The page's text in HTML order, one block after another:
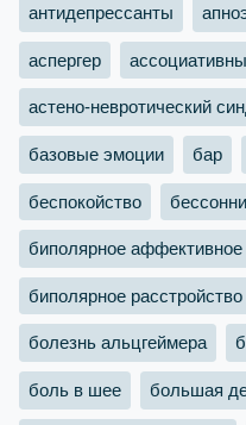
антидепрессанты
аспергер
астено-невротический
базовые эмоции бар
беспокойство
биполярное аффективное
биполярное расстройство
болезнь альцгеймера
боль в шее большая